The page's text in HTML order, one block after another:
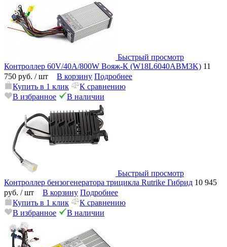
Быстрый просмотр
Контроллер 60V/40A/800W Вояж-К (W18L6040ABM3K) 11
750 руб. / шт В корзину Подробнее
Купить в 1 клик
К сравнению
В избранное
В наличии
Быстрый просмотр
Контроллер бензогенератора трицикла Rutrike Гибрид 10 945
руб. / шт В корзину Подробнее
Купить в 1 клик
К сравнению
В избранное
В наличии